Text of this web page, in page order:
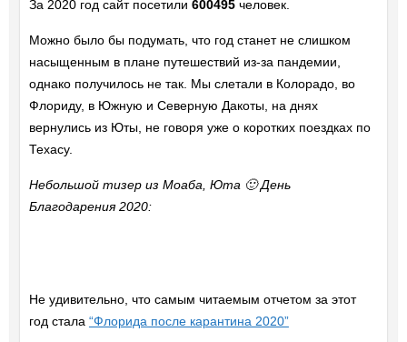
За 2020 год сайт посетили 600495человек.
Можно было бы подумать, что год станет не слишком
насыщенным в плане путешествий из-за пандемии,
однако получилось не так. Мы слетали в Колорадо, во
Флориду, в Южную и Северную Дакоты, на днях
вернулись из Юты, не говоря уже о коротких поездках по
Техасу.
Небольшой тизер из Моаба, Юта 🙂 День
Благодарения 2020:
Не удивительно, что самым читаемым отчетом за этот
год стала “Флорида после карантина 2020”